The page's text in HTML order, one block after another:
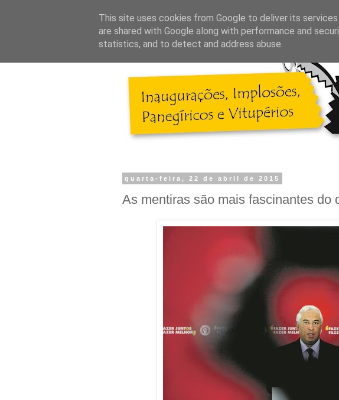
quarta-feira, 22 de abril de 2015
As mentiras são mais fascinantes do
This site uses cookies from Google to deliver its
are shared with Google along with performance and
statistics, and to detect and address abuse.